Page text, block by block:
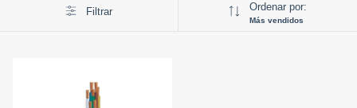
Filtrar Ordenar por:
Más vendidos